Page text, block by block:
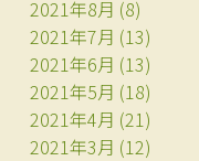
2021年8月 (8)
2021年7月 (13)
2021年6月 (13)
2021年5月 (18)
2021年4月 (21)
2021年3月 (12)